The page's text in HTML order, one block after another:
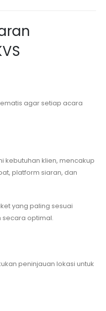
agar setiap acara
kebutuhan klien, mencakup
platform siaran, dan
yang paling sesuai
optimal.
peninjauan lokasi untuk